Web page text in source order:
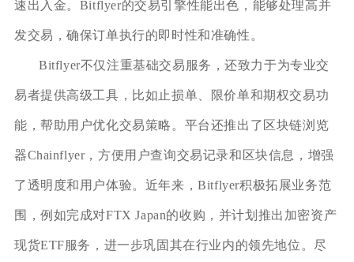
速出入金。Bitflyer的交易引擎性能出色，能够处理高并
发交易，确保订单执行的即时性和准确性。
Bitflyer不仅注重基础交易服务，还致力于为专业交
易者提供高级工具，比如止损单、限价单和期权交易功
能，帮助用户优化交易策略。平台还推出了区块链浏览
器Chainflyer，方便用户查询交易记录和区块信息，增强
了透明度和用户体验。近年来，Bitflyer积极拓展业务范
围，例如完成对FTX Japan的收购，并计划推出加密资产
现货ETF服务，进一步巩固其在行业内的领先地位。尽